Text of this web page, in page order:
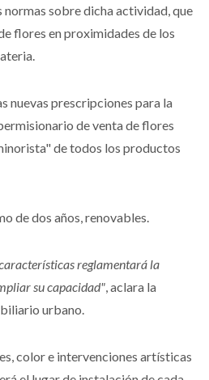
sobre dicha actividad, que
flores en proximidades de los
nuevas prescripciones para la
de venta de flores
de todos los productos
de dos años, renovables.
reglamentará la
su capacidad", aclara la
urbano.
color e intervenciones artísticas